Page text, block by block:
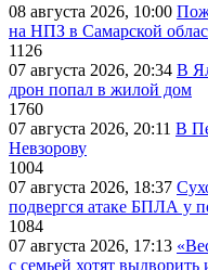
08 августа 2026, 10:00
на НПЗ в Самарской
1126
07 августа 2026, 20:34 В
дрон попал в жилой дом
1760
07 августа 2026, 20:11 В
Невзорову
1004
07 августа 2026, 18:37
подвергся атаке БПЛА у
1084
07 августа 2026, 17:13
с семьей хотят выдворить